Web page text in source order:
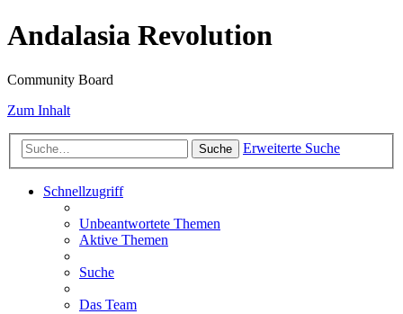
Andalasia Revolution
Community Board
Zum Inhalt
Suche Erweiterte Suche
Schnellzugriff
Unbeantwortete Themen
Aktive Themen
Suche
Das Team